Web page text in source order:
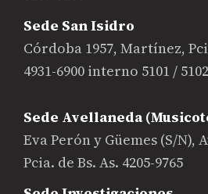
Sede San Isidro
Córdoba 1957, Martínez,
4931-6900 interno 5101 / 5102
Sede Avellaneda
Eva Perón y Güemes (S/N),
Pcia. de Bs. As. 4205-9765